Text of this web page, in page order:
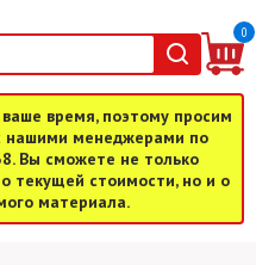
0
время, поэтому просим
нашими менеджерами по
Вы сможете не только
текущей стоимости, но и о
материала.